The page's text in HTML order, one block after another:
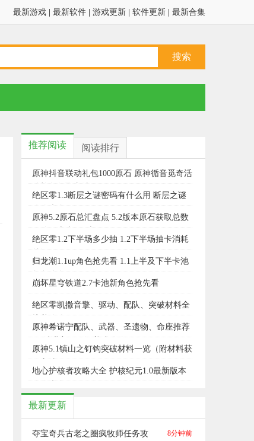
最新游戏 最新软件 游戏更新 软件更新 最新合集
推荐阅读 阅读排行
原神抖音联动礼包1000原石 原神循音觅奇活
绝区零1.3断层之谜密码有什么用 断层之谜
原神5.2原石总汇盘点 5.2版本原石获取总数
绝区零1.2下半场多少抽 1.2下半场抽卡消耗
归龙潮1.1up角色抢先看 1.1上半及下半卡池
崩坏星穹铁道2.7卡池新角色抢先看
绝区零凯撒音擎、驱动、配队、突破材料全
原神希诺宁配队、武器、圣遗物、命座推荐
原神5.1镇山之钉钩突破材料一览（附材料获
地心护核者攻略大全 护核纪元1.0最新版本
最新更新
夺宝奇兵古老之圈疯牧师任务攻
8分钟前